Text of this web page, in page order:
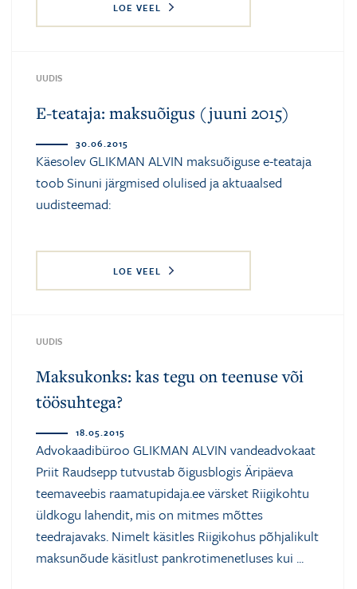
LOE VEEL
UUDIS
E-teataja: maksuõigus (juuni 2015)
30.06.2015
Käesolev GLIKMAN ALVIN maksuõiguse e-teataja
toob Sinuni järgmised olulised ja aktuaalsed
uudisteemad:
LOE VEEL
UUDIS
Maksukonks: kas tegu on teenuse või
töösuhtega?
18.05.2015
Advokaadibüroo GLIKMAN ALVIN vandeadvokaat
Priit Raudsepp tutvustab õigusblogis Äripäeva
teemaveebis raamatupidaja.ee värsket Riigikohtu
üldkogu lahendit, mis on mitmes mõttes
teedrajavaks. Nimelt käsitles Riigikohus põhjalikult
maksunõude käsitlust pankrotimenetluses kui ...